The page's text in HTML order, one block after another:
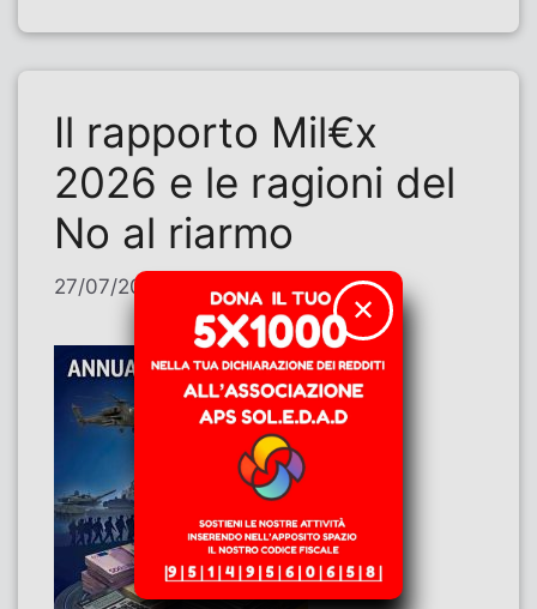
Il rapporto Mil€x
2026 e le ragioni del
No al riarmo
27/07/2026 Stefania De Marco
✕